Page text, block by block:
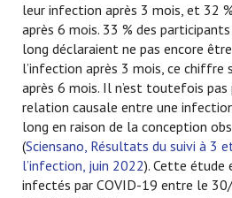
leur infection après 3 mois, et 32
après 6 mois. 33 % des
long déclaraient ne pas encore
l’infection après 3 mois, ce chiffre
après 6 mois. Il n’est toutefois pas
relation causale entre une
long en raison de la conception
(Sciensano, Résultats du suivi à 3
l’infection, juin 2022). Cette étude
infectés par COVID-19 entre le